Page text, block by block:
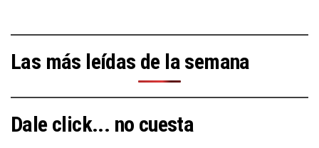
Las más leídas de la semana
Dale click... no cuesta